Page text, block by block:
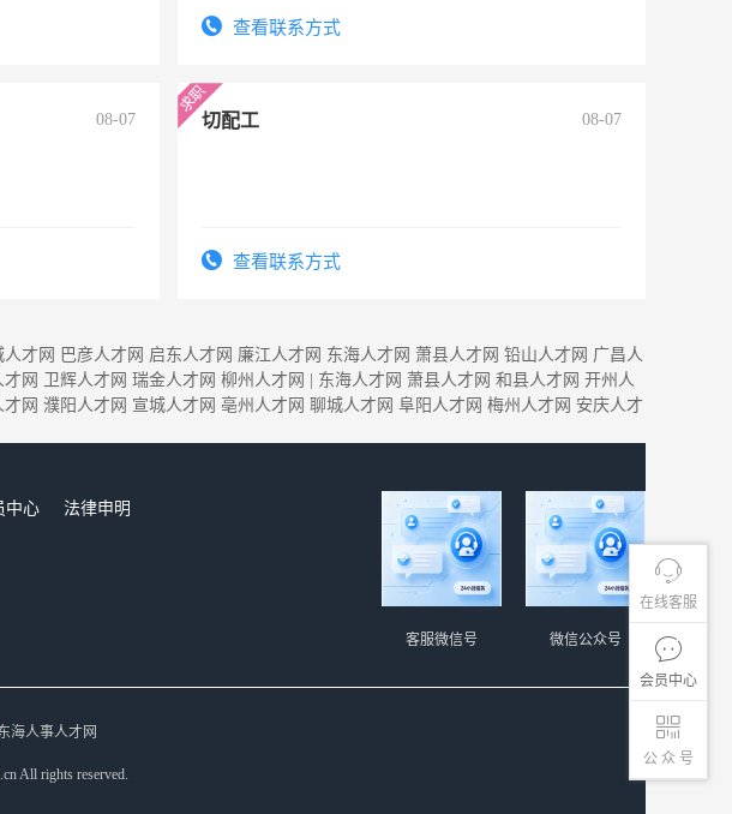
在线客服
会员中心
公 众 号
查看联系方式
08-07 切配工 08-07
查看联系方式
人才网 巴彦人才网 启东人才网 廉江人才网 东海人才网 萧县人才网 铅山人才网 广昌人
网 卫辉人才网 瑞金人才网 柳州人才网 东海人才网 萧县人才网 和县人才网 开州人
网 濮阳人才网 宣城人才网 亳州人才网 聊城人才网 阜阳人才网 梅州人才网 安庆人才
中心
法律申明
微信公众号
客服微信号
海人事人才网
All rights reserved.